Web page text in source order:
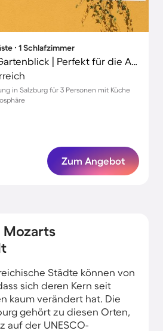
∙ 1 Schlafzimmer
Tolle Wohnung | Gartenblick | Perfekt für die Arbeit von Zuhause | Haustiere sind willkommen
in Salzburg für 3 Personen mit Küche
Zum Angebot
Mozarts
Städte können von
sich deren Kern seit
kaum verändert hat. Die
gehört zu diesen Orten,
auf der UNESCO-